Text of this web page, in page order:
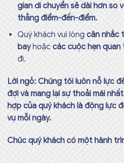
gian di chuyển sẽ dài hơn so
thẳng điểm-đến-điểm.
Quý khách vui lòng cân nhắc
bayhoặc các cuộc hẹn quan
đi.
Lời ngỏ: Chúng tôi luôn nỗ lực
đợi và mang lại sự thoải mái
hợp của quý khách là động lực
vụ mỗi ngày.
Chúc quý khách có một hành